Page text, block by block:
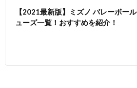
【2021最新版】ミズノ バレーボー
ューズ一覧！おすすめを紹介！